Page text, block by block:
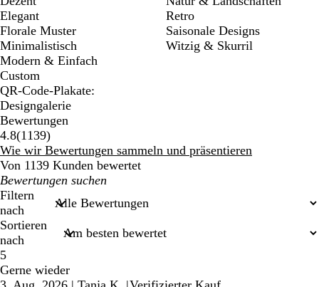
Elegant
Florale Muster
Minimalistisch
Modern & Einfach
Retro
Saisonale Designs
Witzig & Skurril
Custom
QR-Code-Plakate:
Designgalerie
Bewertungen
4.8(11391139
Bewertungen
)
Wie wir Bewertungen sammeln und präsentieren
Von 1139 Kunden bewertet
Meine
Sucheingaben
Filtern
nach
Sortieren
nach
5
Gerne wieder